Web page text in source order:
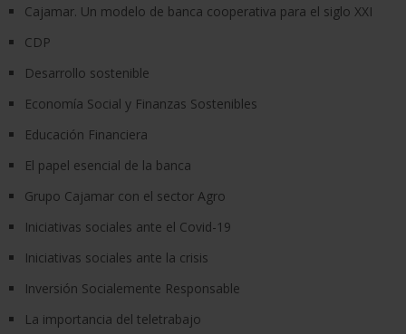
Cajamar. Un modelo de banca cooperativa para el siglo XXI
CDP
Desarrollo sostenible
Economía Social y Finanzas Sostenibles
Educación Financiera
El papel esencial de la banca
Grupo Cajamar con el sector Agro
Iniciativas sociales ante el Covid-19
Iniciativas sociales ante la crisis
Inversión Socialemente Responsable
La importancia del teletrabajo